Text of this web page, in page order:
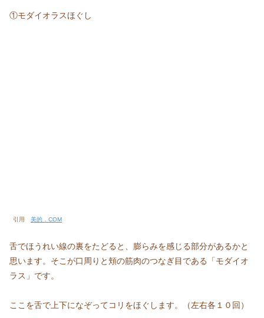
①モダイオラスほぐし
引用 美的．COM
舌でほうれい線の裏をたどると、膨らみを感じる部分があるかと
思います。そこが口周りと頬の筋肉のつなぎ目である「モダイオ
ラス」です。
ここを舌で上下になぞってコリをほぐします。（左右各１０回）